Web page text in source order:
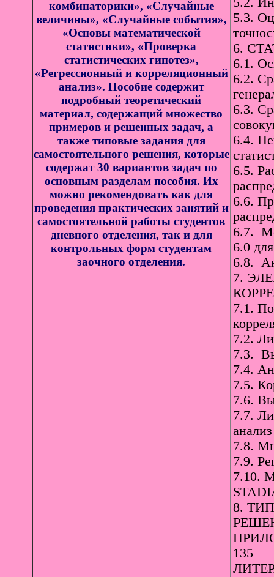
комбинаторики», «Случайные
величины», «Случайные события»,
«Основы математической
статистики», «Проверка
статистических гипотез»,
«Регрессионный и корреляционный
анализ». Пособие содержит
подробный теоретический
материал, содержащий множество
примеров и решенных задач, а
также типовые задания для
самостоятельного решения, которые
содержат 30 вариантов задач по
основным разделам пособия. Их
можно рекомендовать как для
проведения практических занятий и
самостоятельной работы студентов
дневного отделения, так и для
контрольных форм студентам
заочного отделения.
5.3.
6.
6.1.
6.2.
6.3.
6.4.
6.5.
6.6.
6.7.
6.0
6.8.
7.
7.1.
7.2.
7.3.
7.4.
7.5.
7.6.
7.7.
7.8.
7.9.
7.10.
8.
135